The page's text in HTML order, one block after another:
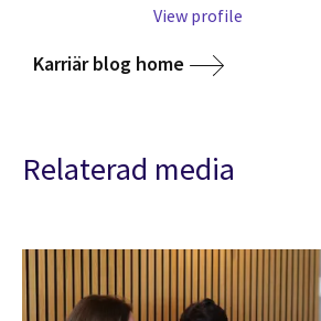
View profile
Karriär blog home
Relaterad media